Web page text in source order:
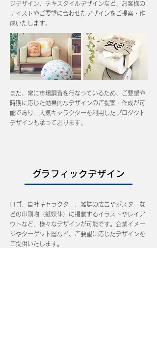
ジデザイン、テキスタイルデザインなど、お客様の
テイストやご要望に合わせたデザインをご提案・作
成いたします。
また、常に市場調査を行なっているため、ご要望や
時期に応じた効果的なデザインのご提案・作成が可
能であり、人気キャラクターを利用したプロダクト
デザインも承っております。
グラフィックデザイン
ロゴ、自社キャラクター、雑誌の広告やポスターな
どの印刷物（紙媒体）に掲載するイラストやレイア
ウトなど、様々なデザインが可能です。企業イメー
ジやターゲット層など、ご要望に応じたデザインを
ご提供いたします。